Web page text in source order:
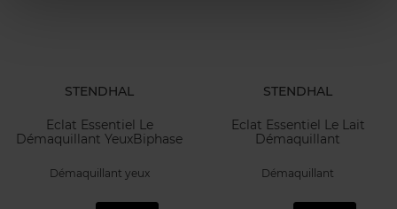
STENDHAL
Eclat Essentiel Le
Démaquillant YeuxBiphase
Démaquillant yeux
STENDHAL
Eclat Essentiel Le Lait
Démaquillant
Démaquillant